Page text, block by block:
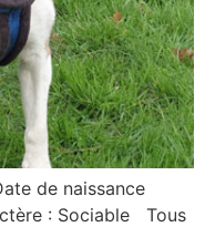
de naissance
: Sociable Tous